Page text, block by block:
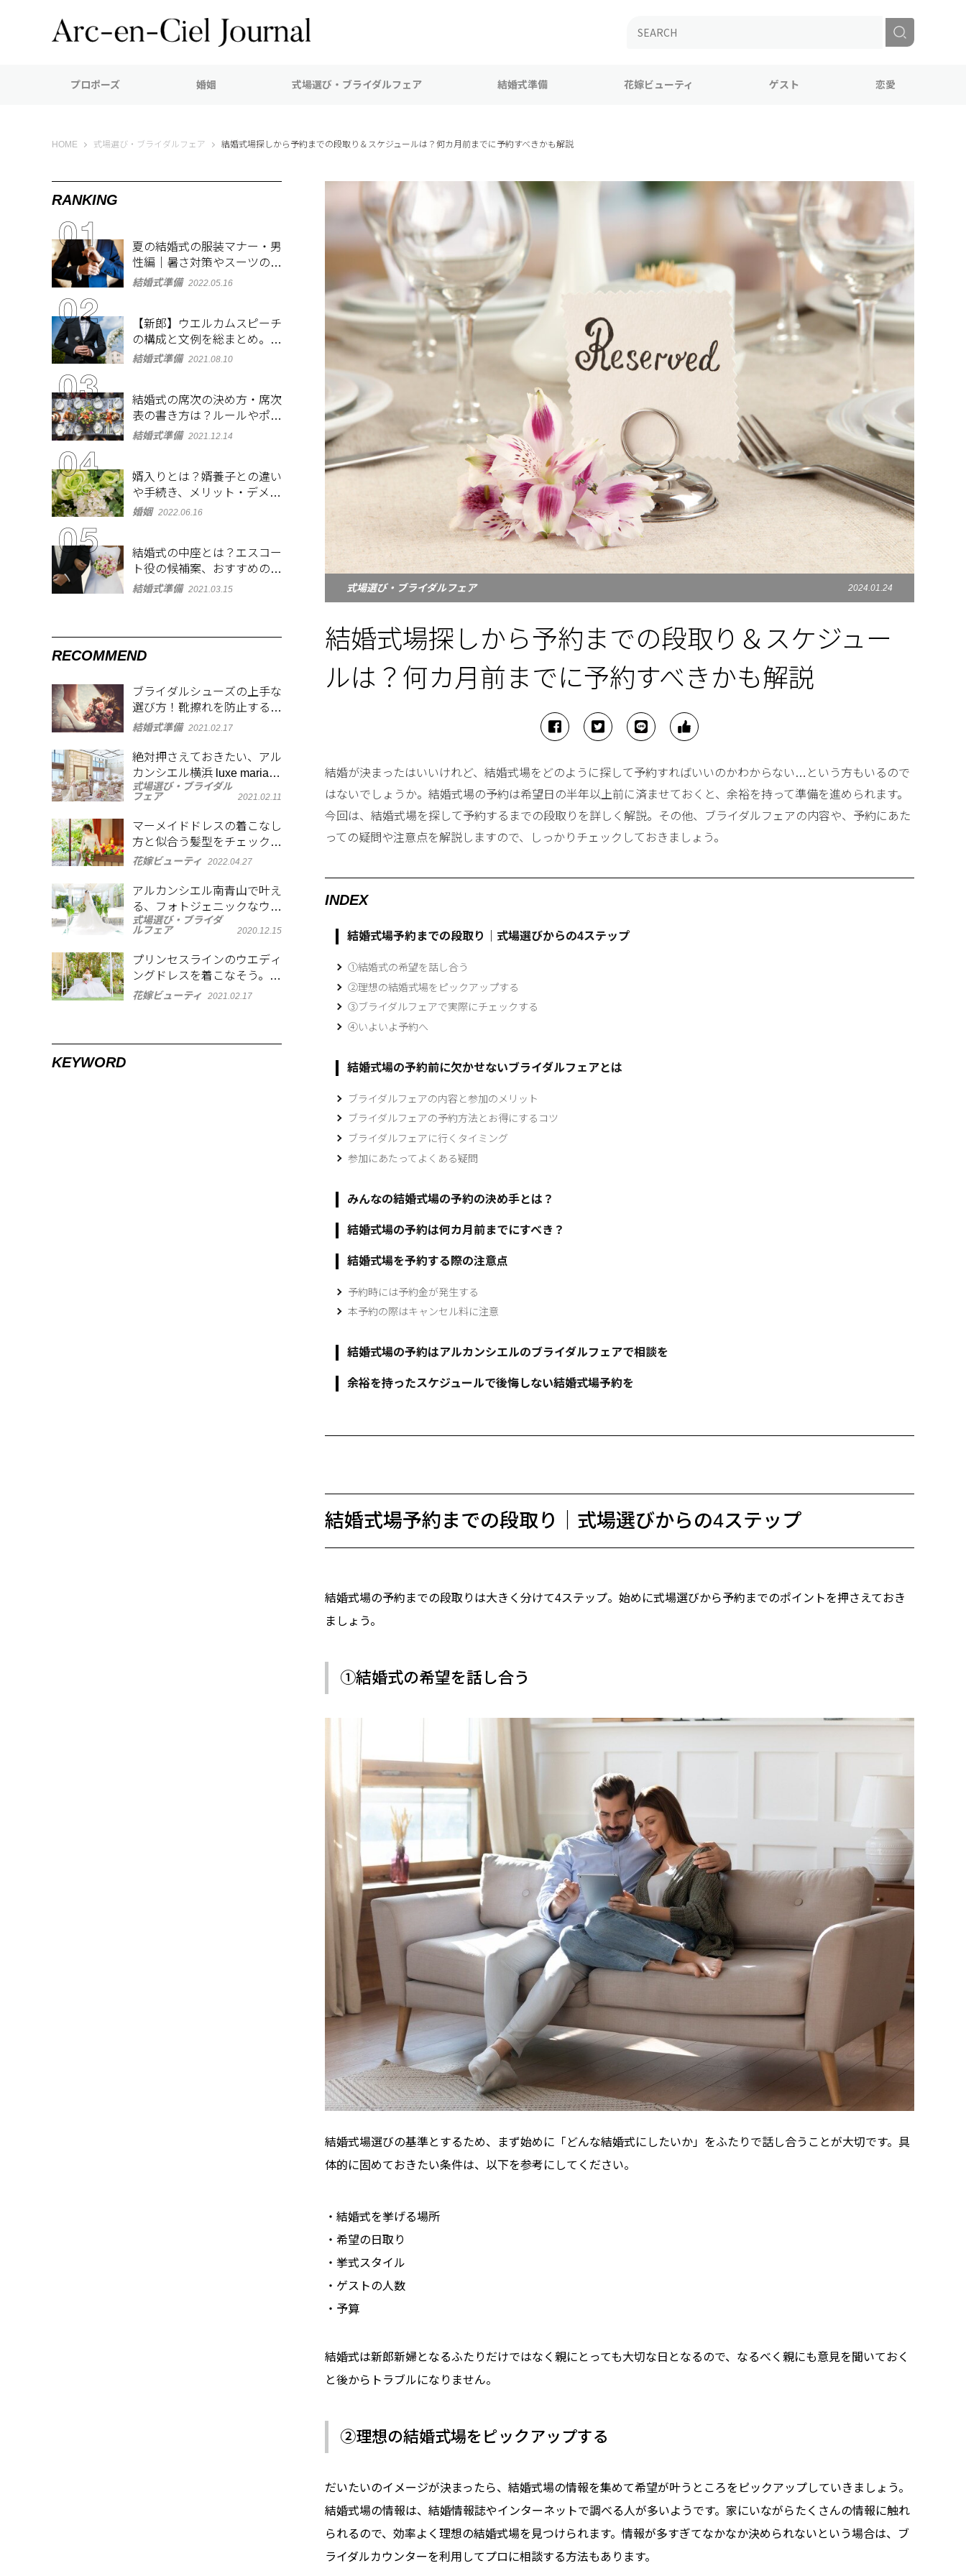
プロポーズ 婚姻 式場選び・ブライダルフェア 結婚式準備 花嫁ビューティ ゲスト 恋愛
HOME Arc-en-Ciel Journal（アルカンシエル ジャーナル）
式場選び・ブライダルフェア 結婚式場探しから予約までの段取り＆スケジュールは？何カ月前までに予約すべきかも解説
式場選び・ブライダルフェア 2024.01.24
結婚式場探しから予約までの段取り＆スケジュー
ルは？何カ月前までに予約すべきかも解説
結婚が決まったはいいけれど、結婚式場をどのように探して予約すればいいのかわからない…という方もいるので
はないでしょうか。結婚式場の予約は希望日の半年以上前に済ませておくと、余裕を持って準備を進められます。
今回は、結婚式場を探して予約するまでの段取りを詳しく解説。その他、ブライダルフェアの内容や、予約にあた
っての疑問や注意点を解説しますので、しっかりチェックしておきましょう。
INDEX
結婚式場予約までの段取り｜式場選びからの4ステップ
①結婚式の希望を話し合う
②理想の結婚式場をピックアップする
③ブライダルフェアで実際にチェックする
④いよいよ予約へ
結婚式場の予約前に欠かせないブライダルフェアとは
ブライダルフェアの内容と参加のメリット
ブライダルフェアの予約方法とお得にするコツ
ブライダルフェアに行くタイミング
参加にあたってよくある疑問
みんなの結婚式場の予約の決め手とは？
結婚式場の予約は何カ月前までにすべき？
結婚式場を予約する際の注意点
予約時には予約金が発生する
本予約の際はキャンセル料に注意
結婚式場の予約はアルカンシエルのブライダルフェアで相談を
余裕を持ったスケジュールで後悔しない結婚式場予約を
結婚式場予約までの段取り｜式場選びからの4ステップ
結婚式場の予約までの段取りは大きく分けて4ステップ。始めに式場選びから予約までのポイントを押さえておき
ましょう。
①結婚式の希望を話し合う
結婚式場選びの基準とするため、まず始めに「どんな結婚式にしたいか」をふたりで話し合うことが大切です。具
体的に固めておきたい条件は、以下を参考にしてください。
結婚式を挙げる場所
希望の日取り
挙式スタイル
ゲストの人数
予算
結婚式は新郎新婦となるふたりだけではなく親にとっても大切な日となるので、なるべく親にも意見を聞いておく
と後からトラブルになりません。
②理想の結婚式場をピックアップする
だいたいのイメージが決まったら、結婚式場の情報を集めて希望が叶うところをピックアップしていきましょう。
結婚式場の情報は、結婚情報誌やインターネットで調べる人が多いようです。家にいながらたくさんの情報に触れ
られるので、効率よく理想の結婚式場を見つけられます。情報が多すぎてなかなか決められないという場合は、ブ
ライダルカウンターを利用してプロに相談する方法もあります。
RANKING
夏の結婚式の服装マナー・男
性編｜暑さ対策やスーツのお
しゃれな着こなしも紹介
結婚式準備 2022.05.16
【新郎】ウエルカムスピーチ
の構成と文例を総まとめ。緊
張しないコツも紹介
結婚式準備 2021.08.10
結婚式の席次の決め方・席次
表の書き方は？ルールやポイ
ントをチェック
結婚式準備 2021.12.14
婿入りとは？婿養子との違い
や手続き、メリット・デメリ
ットを紹介
婚姻 2022.06.16
結婚式の中座とは？エスコー
ト役の候補案、おすすめの演
出やBGMも紹介
結婚式準備 2021.03.15
RECOMMEND
ブライダルシューズの上手な
選び方！靴擦れを防止するア
イディアも紹介
結婚式準備 2021.02.17
絶対押さえておきたい、アル
カンシエル横浜 luxe mariage
のフォトジェニックなスポッ
ト
式場選び・ブライダル
フェア
2021.02.11
マーメイドドレスの着こなし
方と似合う髪型をチェック！
大人の魅力を演出
花嫁ビューティ 2022.04.27
アルカンシエル南青山で叶え
る、フォトジェニックなウエ
ディング
式場選び・ブライダ
ルフェア
2020.12.15
プリンセスラインのウエディ
ングドレスを着こなそう。似
合う体型・髪型とは
花嫁ビューティ 2021.02.17
KEYWORD